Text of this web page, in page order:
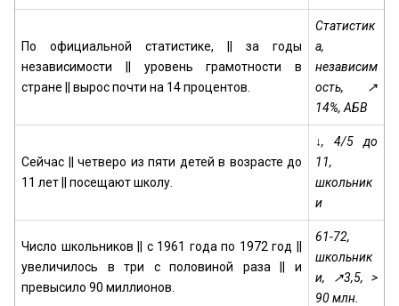
По официальной статистике, || за годы
независимости || уровень грамотности в
стране || вырос почти на 14 процентов.
Статистик
а,
независим
ость, ↗
14%, АБВ
Сейчас || четверо из пяти детей в возрасте до
11 лет || посещают школу.
↓, 4/5 до
11,
школьник
и
Число школьников || с 1961 года по 1972 год ||
увеличилось в три с половиной раза || и
превысило 90 миллионов.
61-72,
школьник
и, ↗3,5, >
90 млн.